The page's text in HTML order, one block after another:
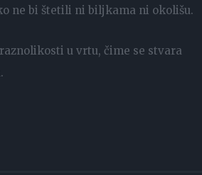
ne bi štetili ni biljkama ni okolišu.
u vrtu, čime se stvara